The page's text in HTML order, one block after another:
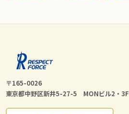
〒165-0026
東京都中野区新井5-27-5 MONビル2・3F